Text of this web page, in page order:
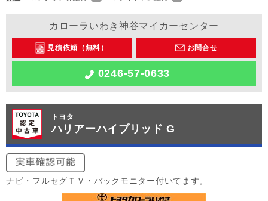
カローラいわき神谷マイカーセンター
見積依頼（無料） お問合せ
0246-57-0633
トヨタ
ハリアーハイブリッド G
ナビ・フルセグＴＶ・バックモニター付いてます。